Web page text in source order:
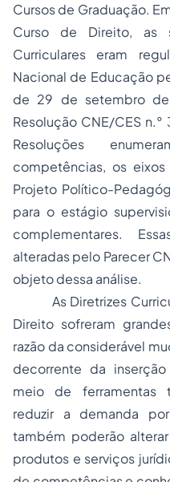
Cursos de Graduação.
Curso de Direito, as
Curriculares eram
Nacional de Educação
de 29 de setembro
Resolução CNE/CES
Resoluções
competências, os
Projeto Político-
para o estágio
complementares.
alteradas pelo Parecer
objeto dessa análise.
As Diretrizes
Direito sofreram
razão da considerável
decorrente da
meio de ferramentas
reduzir a demanda
também poderão
produtos e serviços